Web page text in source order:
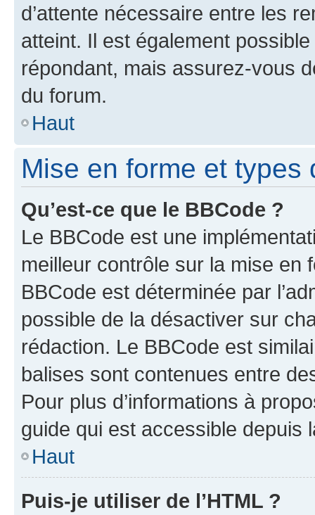
d’attente nécessaire entre les
atteint. Il est également
répondant, mais assurez-vous
du forum.
Haut
Mise en forme et types
Qu’est-ce que le BBCode ?
Le BBCode est une
meilleur contrôle sur la mise en
BBCode est déterminée par
possible de la désactiver sur
rédaction. Le BBCode est
balises sont contenues entre
Pour plus d’informations à
guide qui est accessible depuis
Haut
Puis-je utiliser de l’HTML ?